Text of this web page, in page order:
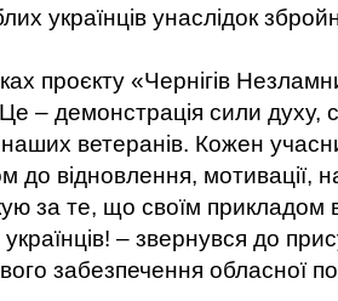
українців унаслідок
проєкту «Чернігів
– демонстрація сили духу,
ветеранів. Кожен
до відновлення, мотивації,
за те, що своїм прикладом
– звернувся до
забезпечення обласної